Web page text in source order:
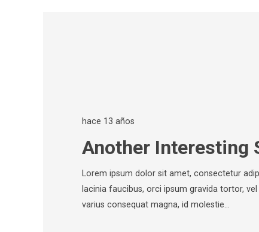
hace 13 años
Another Interesting
Lorem ipsum dolor sit amet, consectetur
lacinia faucibus, orci ipsum gravida tortor,
varius consequat magna, id molestie…